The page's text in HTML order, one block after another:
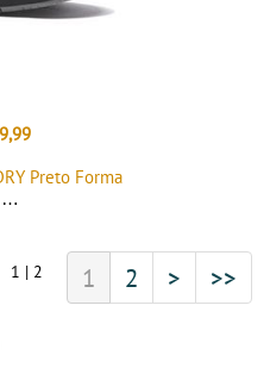
SWIFT X DRY Preto Forma
1 | 2 1 2 > >>